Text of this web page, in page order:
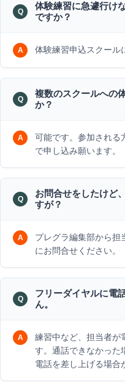
体験練習に急遽行け
ですか？
体験練習申込スクール
複数のスクールへの
か？
可能です。参加される
で申し込み願います。
お問合せをしたけど
すが？
プレグラ編集部から担
にお問合せください。
フリーダイヤルに電
ん。
練習中など、担当者が
す。通話できなかった
電話を差し上げる場合